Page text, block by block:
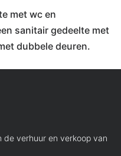
met wc en
sanitair gedeelte met
dubbele deuren.
de verhuur en verkoop van